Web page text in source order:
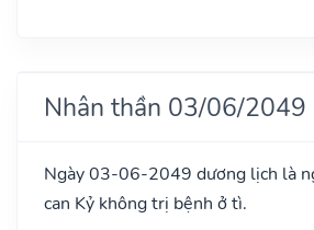
Nhân thần 03/06/2049
Ngày 03-06-2049 dương lịch là
can Kỷ không trị bệnh ở tì.